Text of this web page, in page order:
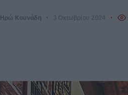
Ηρώ Κουνάδη 3 Οκτωβρίου 2024